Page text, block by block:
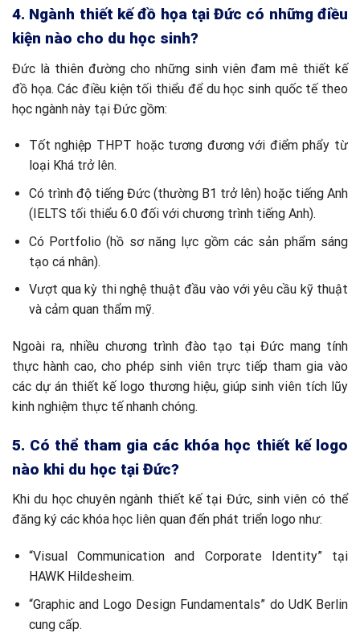
4. Ngành thiết kế đồ họa tại Đức có những điều
kiện nào cho du học sinh?
Đức là thiên đường cho những sinh viên đam mê thiết kế
đồ họa. Các điều kiện tối thiểu để du học sinh quốc tế theo
học ngành này tại Đức gồm:
Tốt nghiệp THPT hoặc tương đương với điểm phẩy từ
loại Khá trở lên.
Có trình độ tiếng Đức (thường B1 trở lên) hoặc tiếng Anh
(IELTS tối thiểu 6.0 đối với chương trình tiếng Anh).
Có Portfolio (hồ sơ năng lực gồm các sản phẩm sáng
tạo cá nhân).
Vượt qua kỳ thi nghệ thuật đầu vào với yêu cầu kỹ thuật
và cảm quan thẩm mỹ.
Ngoài ra, nhiều chương trình đào tạo tại Đức mang tính
thực hành cao, cho phép sinh viên trực tiếp tham gia vào
các dự án thiết kế logo thương hiệu, giúp sinh viên tích lũy
kinh nghiệm thực tế nhanh chóng.
5. Có thể tham gia các khóa học thiết kế logo
nào khi du học tại Đức?
Khi du học chuyên ngành thiết kế tại Đức, sinh viên có thể
đăng ký các khóa học liên quan đến phát triển logo như:
“Visual Communication and Corporate Identity” tại
HAWK Hildesheim.
“Graphic and Logo Design Fundamentals” do UdK Berlin
cung cấp.